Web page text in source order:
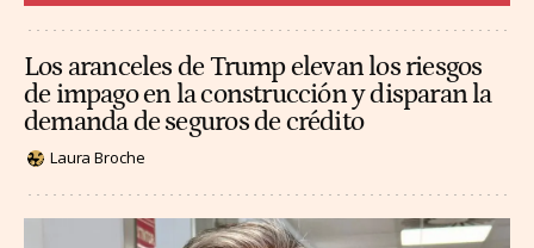
Los aranceles de Trump elevan los riesgos
de impago en la construcción y disparan la
demanda de seguros de crédito
Laura Broche